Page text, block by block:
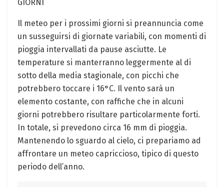
GIORNI
Il meteo per i prossimi giorni ⁣si preannuncia come⁢
un susseguirsi di ‍giornate variabili,‍ con momenti di
pioggia intervallati da pause asciutte. Le
‍temperature si ​manterranno leggermente al di
sotto della media stagionale, con ‍picchi‌ che
potrebbero ‍toccare⁣ i 16°C. Il vento sarà un
elemento ​costante, con raffiche che in alcuni
giorni potrebbero ‍risultare⁢ particolarmente forti.
In ​totale, si prevedono circa 16 mm di⁤ pioggia.
Mantenendo ⁢lo⁤ sguardo al cielo, ci prepariamo ad
affrontare un meteo ⁤capriccioso, tipico di questo
⁤periodo dell’anno.